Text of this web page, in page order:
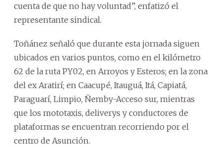
cuenta de que no hay voluntad”, enfatizó el
representante sindical.
Toñánez señaló que durante esta jornada siguen
ubicados en varios puntos, como en el kilómetro
62 de la ruta PY02, en Arroyos y Esteros; en la zona
del ex Aratirí; en Caacupé, Itauguá, Itá, Capiatá,
Paraguarí, Limpio, Ñemby-Acceso sur, mientras
que los mototaxis, deliverys y conductores de
plataformas se encuentran recorriendo por el
centro de Asunción.